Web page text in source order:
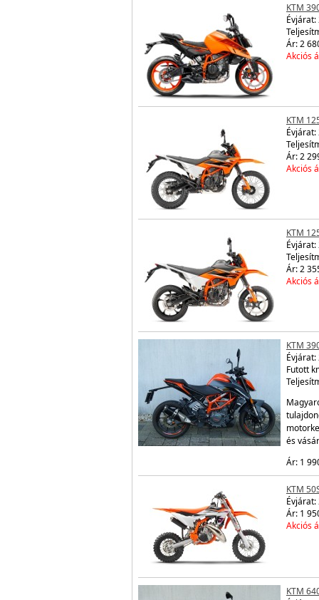
KTM
Évjárat:
Ár: 2
Akciós
KTM
Évjárat:
Ár: 2
Akciós
KTM
Évjárat:
Ár: 2
Akciós
KTM
Évjárat:
Futott
és
Ár: 1
KTM
Évjárat:
Ár: 1
Akciós
KTM